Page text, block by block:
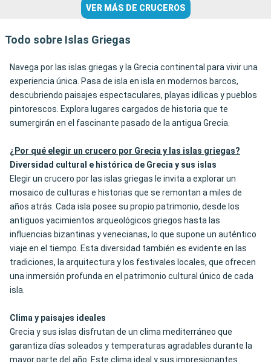
VER MÁS DE CRUCEROS
Todo sobre Islas Griegas
Navega por las islas griegas y la Grecia continental para vivir una
experiencia única. Pasa de isla en isla en modernos barcos,
descubriendo paisajes espectaculares, playas idílicas y pueblos
pintorescos. Explora lugares cargados de historia que te
sumergirán en el fascinante pasado de la antigua Grecia.
¿Por qué elegir un crucero por Grecia y las islas griegas?
Diversidad cultural e histórica de Grecia y sus islas
Elegir un crucero por las islas griegas le invita a explorar un
mosaico de culturas e historias que se remontan a miles de
años atrás. Cada isla posee su propio patrimonio, desde los
antiguos yacimientos arqueológicos griegos hasta las
influencias bizantinas y venecianas, lo que supone un auténtico
viaje en el tiempo. Esta diversidad también es evidente en las
tradiciones, la arquitectura y los festivales locales, que ofrecen
una inmersión profunda en el patrimonio cultural único de cada
isla.
Clima y paisajes ideales
Grecia y sus islas disfrutan de un clima mediterráneo que
garantiza días soleados y temperaturas agradables durante la
mayor parte del año. Este clima ideal y sus impresionantes